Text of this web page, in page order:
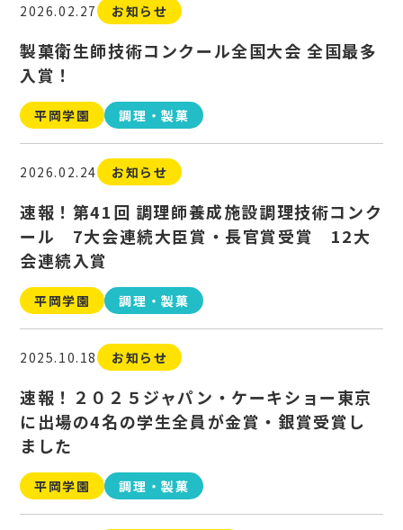
2026.02.27 お知らせ
製菓衛生師技術コンクール全国大会 全国最多
入賞！
平岡学園 調理・製菓
2026.02.24 お知らせ
速報！第41回 調理師養成施設調理技術コンク
ール 7大会連続大臣賞・長官賞受賞 12大
会連続入賞
平岡学園 調理・製菓
2025.10.18 お知らせ
速報！２０２５ジャパン・ケーキショー東京
に出場の4名の学生全員が金賞・銀賞受賞し
ました
平岡学園 調理・製菓